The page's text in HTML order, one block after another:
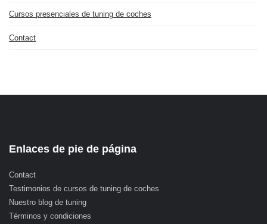
Cursos presenciales de tuning de coches
Contact
Enlaces de pie de página
Contact
Testimonios de cursos de tuning de coches
Nuestro blog de tuning
Términos y condiciones